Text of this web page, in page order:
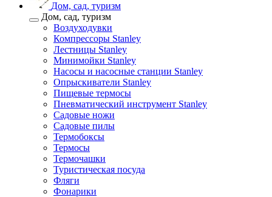
Дом, сад, туризм
Дом, сад, туризм
Воздуходувки
Компрессоры Stanley
Лестницы Stanley
Минимойки Stanley
Насосы и насосные станции Stanley
Опрыскиватели Stanley
Пищевые термосы
Пневматический инструмент Stanley
Садовые ножи
Садовые пилы
Термобоксы
Термосы
Термочашки
Туристическая посуда
Фляги
Фонарики